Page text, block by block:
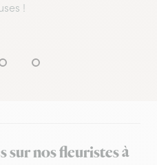
!
sur nos fleuristes à